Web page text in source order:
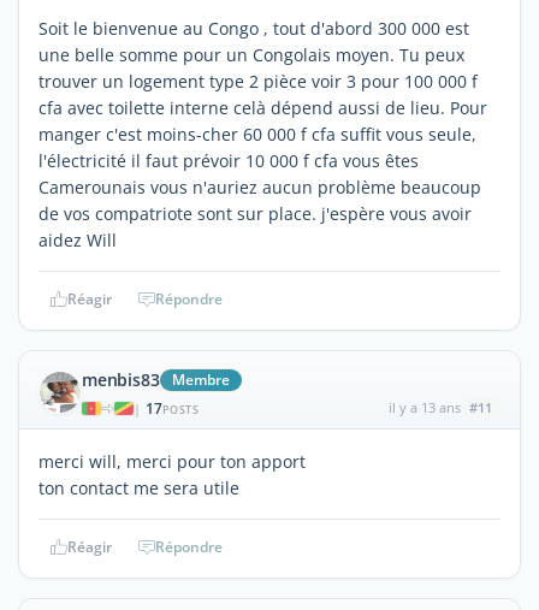
Soit le bienvenue au Congo , tout d'abord 300 000 est
une belle somme pour un Congolais moyen. Tu peux
trouver un logement type 2 pièce voir 3 pour 100 000 f
cfa avec toilette interne celà dépend aussi de lieu. Pour
manger c'est moins-cher 60 000 f cfa suffit vous seule,
l'électricité il faut prévoir 10 000 f cfa vous êtes
Camerounais vous n'auriez aucun problème beaucoup
de vos compatriote sont sur place. j'espère vous avoir
aidez Will
Réagir Répondre
menbis83 Membre
| 17POSTS il y a 13 ans #11
merci will, merci pour ton apport
ton contact me sera utile
Réagir Répondre